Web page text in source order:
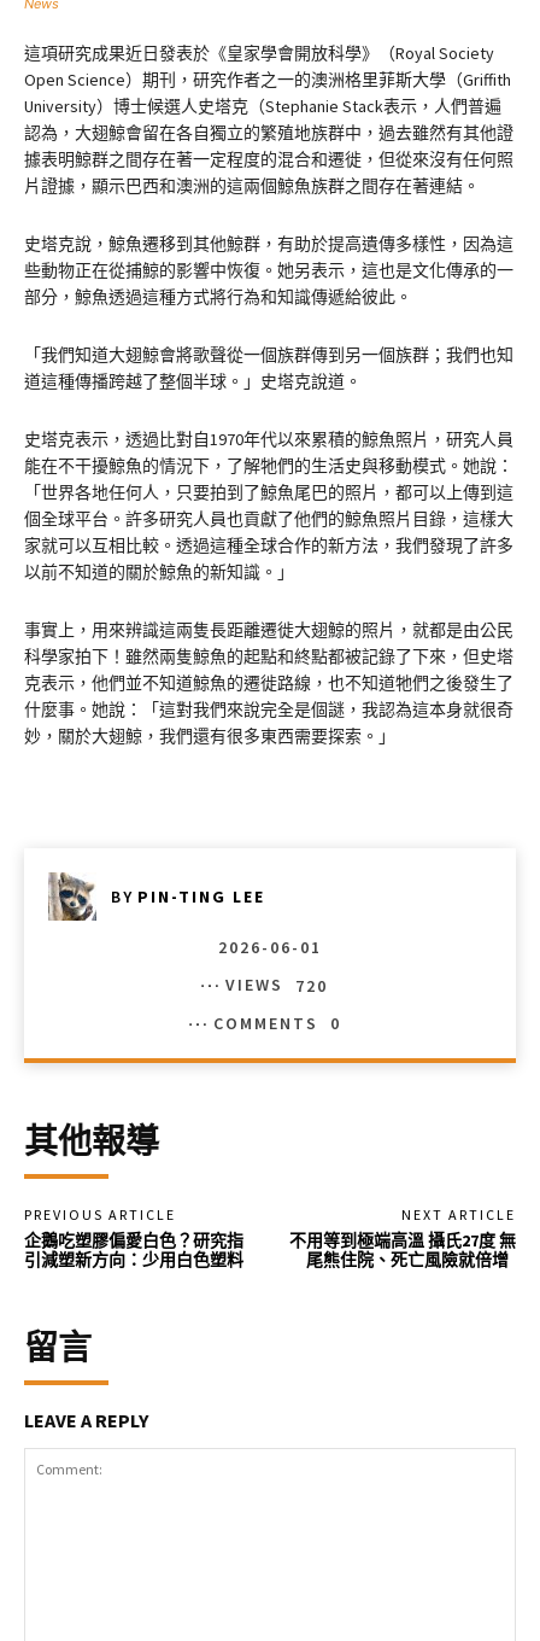
News
這項研究成果近日發表於《皇家學會開放科學》（Royal Society
Open Science）期刊，研究作者之一的澳洲格里菲斯大學（Griffith
University）博士候選人史塔克（Stephanie Stack表示，人們普遍
認為，大翅鯨會留在各自獨立的繁殖地族群中，過去雖然有其他證
據表明鯨群之間存在著一定程度的混合和遷徙，但從來沒有任何照
片證據，顯示巴西和澳洲的這兩個鯨魚族群之間存在著連結。
史塔克說，鯨魚遷移到其他鯨群，有助於提高遺傳多樣性，因為這
些動物正在從捕鯨的影響中恢復。她另表示，這也是文化傳承的一
部分，鯨魚透過這種方式將行為和知識傳遞給彼此。
「我們知道大翅鯨會將歌聲從一個族群傳到另一個族群；我們也知
道這種傳播跨越了整個半球。」史塔克說道。
史塔克表示，透過比對自1970年代以來累積的鯨魚照片，研究人員
能在不干擾鯨魚的情況下，了解牠們的生活史與移動模式。她說：
「世界各地任何人，只要拍到了鯨魚尾巴的照片，都可以上傳到這
個全球平台。許多研究人員也貢獻了他們的鯨魚照片目錄，這樣大
家就可以互相比較。透過這種全球合作的新方法，我們發現了許多
以前不知道的關於鯨魚的新知識。」
事實上，用來辨識這兩隻長距離遷徙大翅鯨的照片，就都是由公民
科學家拍下！雖然兩隻鯨魚的起點和終點都被記錄了下來，但史塔
克表示，他們並不知道鯨魚的遷徙路線，也不知道牠們之後發生了
什麼事。她說：「這對我們來說完全是個謎，我認為這本身就很奇
妙，關於大翅鯨，我們還有很多東西需要探索。」
BY PIN-TING LEE
2026-06-01
VIEWS
720
COMMENTS
0
其他報導
PREVIOUS ARTICLE
企鵝吃塑膠偏愛白色？研究指
引減塑新方向：少用白色塑料
NEXT ARTICLE
不用等到極端高溫 攝氏27度 無
尾熊住院、死亡風險就倍增
留言
LEAVE A REPLY